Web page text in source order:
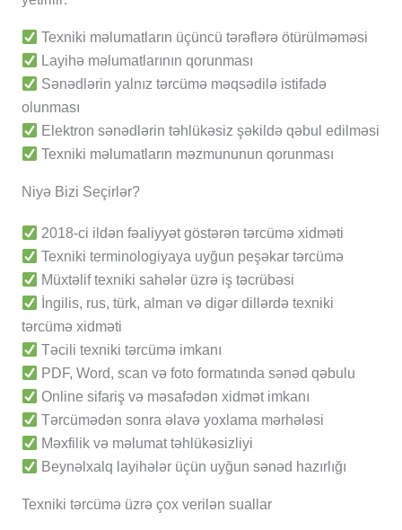
Texniki məlumatların üçüncü tərəflərə ötürülməməsi
Layihə məlumatlarının qorunması
Sənədlərin yalnız tərcümə məqsədilə istifadə
olunması
Elektron sənədlərin təhlükəsiz şəkildə qəbul edilməsi
Texniki məlumatların məzmununun qorunması
Niyə Bizi Seçirlər?
2018-ci ildən fəaliyyət göstərən tərcümə xidməti
Texniki terminologiyaya uyğun peşəkar tərcümə
Müxtəlif texniki sahələr üzrə iş təcrübəsi
İngilis, rus, türk, alman və digər dillərdə texniki
tərcümə xidməti
Təcili texniki tərcümə imkanı
PDF, Word, scan və foto formatında sənəd qəbulu
Online sifariş və məsafədən xidmət imkanı
Tərcümədən sonra əlavə yoxlama mərhələsi
Məxfilik və məlumat təhlükəsizliyi
Beynəlxalq layihələr üçün uyğun sənəd hazırlığı
Texniki tərcümə üzrə çox verilən suallar